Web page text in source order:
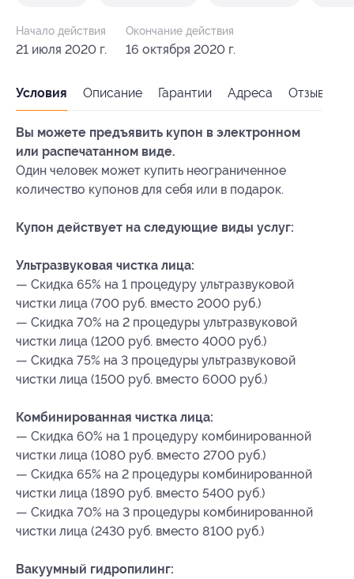
Начало действия
21 июля 2020 г.
Окончание действия
16 октября 2020 г.
Условия Описание Гарантии Адреса Отзывы
Вы можете предъявить купон в электронном
или распечатанном виде.
Один человек может купить неограниченное
количество купонов для себя или в подарок.
Купон действует на следующие виды услуг:
Ультразвуковая чистка лица:
— Скидка 65% на 1 процедуру ультразвуковой
чистки лица (700 руб. вместо 2000 руб.)
— Скидка 70% на 2 процедуры ультразвуковой
чистки лица (1200 руб. вместо 4000 руб.)
— Скидка 75% на 3 процедуры ультразвуковой
чистки лица (1500 руб. вместо 6000 руб.)
Комбинированная чистка лица:
— Скидка 60% на 1 процедуру комбинированной
чистки лица (1080 руб. вместо 2700 руб.)
— Скидка 65% на 2 процедуры комбинированной
чистки лица (1890 руб. вместо 5400 руб.)
— Скидка 70% на 3 процедуры комбинированной
чистки лица (2430 руб. вместо 8100 руб.)
Вакуумный гидропилинг: